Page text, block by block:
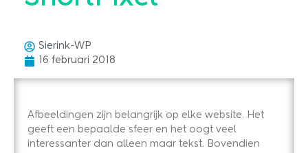
Sierink-WP
16 februari 2018
Afbeeldingen zijn belangrijk op elke website. Het
geeft een bepaalde sfeer en het oogt veel
interessanter dan alleen maar tekst. Bovendien